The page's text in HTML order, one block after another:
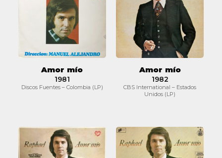
Amor mío
1981
Discos Fuentes – Colombia (LP)
Amor mío
1982
CBS International – Estados
Unidos (LP)
Amor
mío
Amor
mío